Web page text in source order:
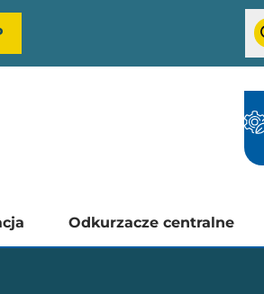
Odkurzacze centralne